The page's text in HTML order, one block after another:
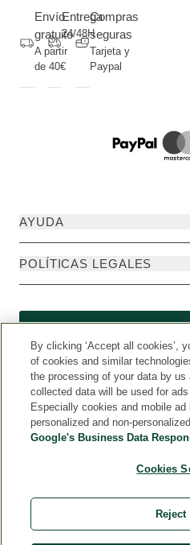
Envío
gratuito
A partir
de 40€
Entrega
24/48H
Compras
seguras
Tarjeta y
Paypal
AYUDA
POLÍTICAS LEGALES
Weleda Internacional
By clicking ‘Accept all cookies’,
of cookies and similar
the processing of your data by us
collected data will be used for
Especially cookies and mobile
personalized and non-
Google's Business Data
Cookies
Reject